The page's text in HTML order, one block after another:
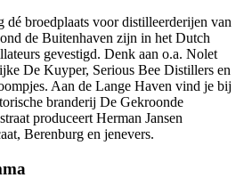
dé broedplaats voor distilleerderijen van
de Buitenhaven zijn in het Dutch
gevestigd. Denk aan o.a. Nolet
De Kuyper, Serious Bee Distillers en
Aan de Lange Haven vind je bij
branderij De Gekroonde
produceert Herman Jansen
Berenburg en jenevers.